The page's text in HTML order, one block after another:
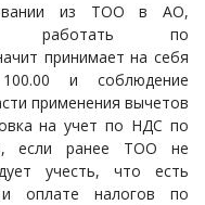
из ТОО в АО,
работать по
принимает на себя
и соблюдение
применения вычетов
на учет по НДС по
если ранее ТОО не
учесть, что есть
и оплате налогов по